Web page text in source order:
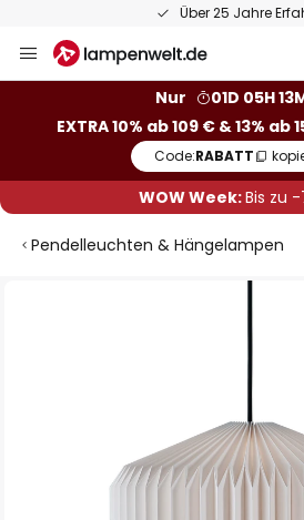
Über 25 Jahre
Inhalt
Nur
01D 05H
EXTRA 10% ab 109 € & 13% ab
Code:RABATT
WOW Week:Bis zu -
Pendelleuchten & Hängelampen